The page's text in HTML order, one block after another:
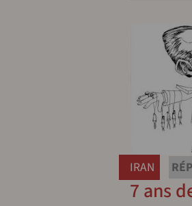
IRAN
7 ans